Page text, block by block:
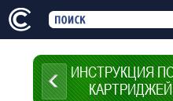
ИНСТРУКЦИЯ
КАРТРИДЖЕЙ